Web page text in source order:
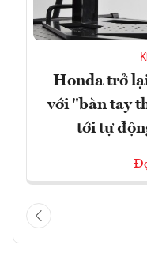
Honda trở
với "bàn tay
tới tự